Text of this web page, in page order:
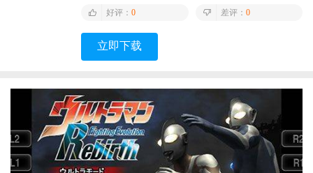
好评： 0 差评： 0
立即下载